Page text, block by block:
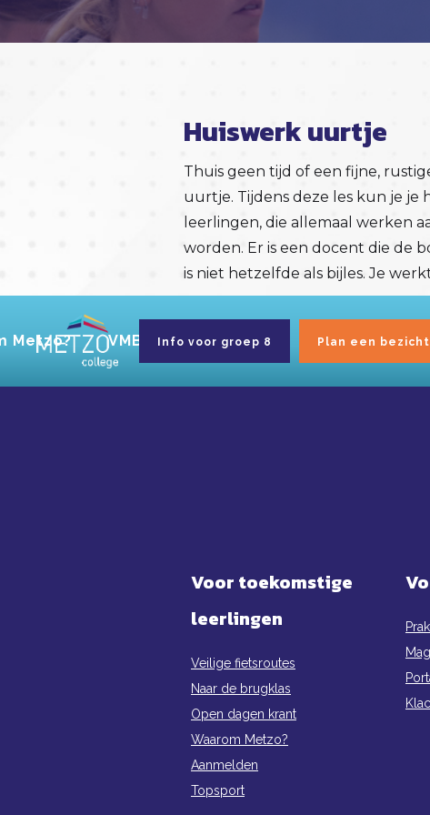
Huiswerk uurtje
Thuis geen tijd of een fijne,
uurtje. Tijdens deze les kun je je
leerlingen, die allemaal werken
worden. Er is een docent die de
is niet hetzelfde als bijles. Je
Metzo? VMBO basis/kader Mavo
Info voor groep 8 Plan een
Voor toekomstige
leerlingen
Veilige fietsroutes
Naar de brugklas
Open dagen krant
Waarom Metzo?
Aanmelden
Topsport